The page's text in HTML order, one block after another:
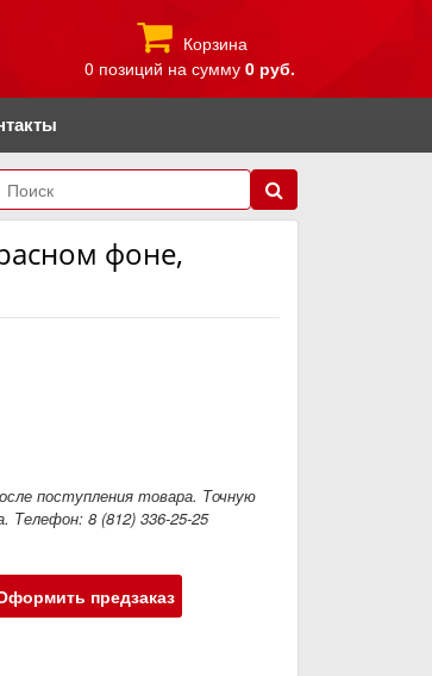
Корзина
0 позиций на сумму 0 руб.
фоне,
поступления товара. Точную
Телефон: 8 (812) 336-25-25
предзаказ